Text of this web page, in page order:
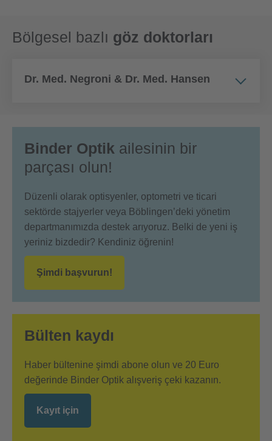
Bölgesel bazlı göz doktorları
Dr. Med. Negroni & Dr. Med. Hansen
Binder Optik ailesinin bir
parçası olun!
Düzenli olarak optisyenler, optometri ve ticari
sektörde stajyerler veya Böblingen’deki yönetim
departmanımızda destek arıyoruz. Belki de yeni iş
yeriniz bizdedir? Kendiniz öğrenin!
Şimdi başvurun!
Bülten kaydı
Haber bültenine şimdi abone olun ve 20 Euro
değerinde Binder Optik alışveriş çeki kazanın.
Kayıt için